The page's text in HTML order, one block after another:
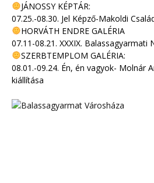
JÁNOSSY KÉPTÁR:
07.25.-08.30. Jel Képző-Makoldi
HORVÁTH ENDRE GALÉRIA
07.11-08.21. XXXIX. Balassagyarmati
SZERBTEMPLOM GALÉRIA:
08.01.-09.24. Én, én vagyok- Molnár
kiállítása